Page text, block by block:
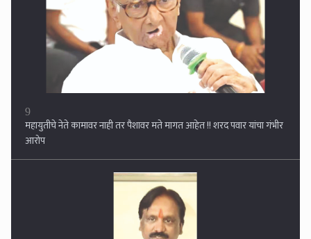
10
अजित पवारांची सरकारमधून बाहेर पडण्याची तयारी ? वर्षावरील बैठकीत दादा
संतापले, अंबादास दानवे यांचा पत्रकार परिषदेत दावा